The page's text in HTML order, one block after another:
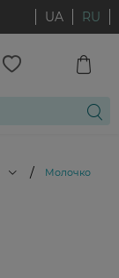
UA RU
/ Молочко для